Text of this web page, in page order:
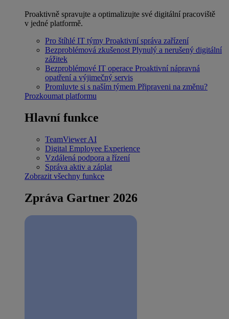
Proaktivně spravujte a optimalizujte své digitální pracoviště
v jedné platformě.
Pro štíhlé IT týmy Proaktivní správa zařízení
Bezproblémová zkušenost Plynulý a nerušený digitální
zážitek
Bezproblémové IT operace Proaktivní nápravná
opatření a výjimečný servis
Promluvte si s naším týmem Připraveni na změnu?
Prozkoumat platformu
Hlavní funkce
TeamViewer AI
Digital Employee Experience
Vzdálená podpora a řízení
Správa aktiv a záplat
Zobrazit všechny funkce
Zpráva Gartner 2026